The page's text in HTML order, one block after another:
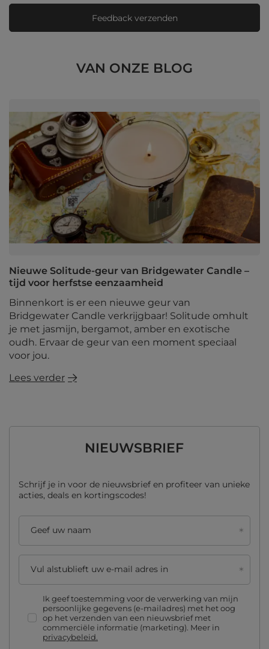
Feedback verzenden
VAN ONZE BLOG
Nieuwe Solitude-geur van Bridgewater Candle –
tijd voor herfstse eenzaamheid
Binnenkort is er een nieuwe geur van
Bridgewater Candle verkrijgbaar! Solitude omhult
je met jasmijn, bergamot, amber en exotische
oudh. Ervaar de geur van een moment speciaal
voor jou.
Lees verder
NIEUWSBRIEF
Schrijf je in voor de nieuwsbrief en profiteer van unieke
acties, deals en kortingscodes!
Geef uw naam
Vul alstublieft uw e-mail adres in
Ik geef toestemming voor de verwerking van mijn
persoonlijke gegevens (e-mailadres) met het oog
op het verzenden van een nieuwsbrief met
commerciële informatie (marketing). Meer in
privacybeleid.